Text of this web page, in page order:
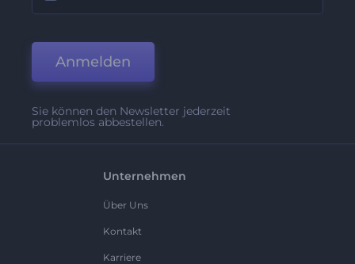
Anmelden
Sie können den Newsletter jederzeit
problemlos abbestellen.
Unternehmen
Über Uns
Kontakt
Karriere